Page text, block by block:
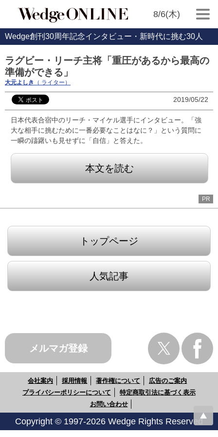
8/6(木)
Wedge創刊30周年記念インタビュー・新時代に挑む30人
ラグビー・リーチ主将「重圧があるから最高の
準備ができる」
大元よしき （ ライター）
2019/05/22
日本代表合宿中のリーチ・マイケル選手にインタビュー。「強
大な相手に挑むために一番必要なことはなに？」という質問に
一瞬の躊躇いも見せずに「自信」と答えた。
本文を読む
PR
トップページ
人気記事
メルマガ登録
会社案内 採用情報 著作権について
広告のご案内
プライバシーポリシーについて
特定商取引法に基づく表示
お問い合わせ
Copyright © 1997-2026 Wedge Rights Reserved